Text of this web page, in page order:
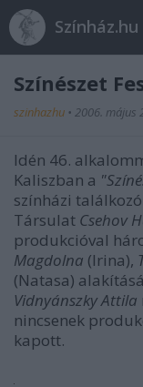
Színház.hu
Színészet
szinhazhu • 2006. május
Idén 46.
Kaliszban a
színházi
Társulat Csehov
produkcióval
Magdolna (Irina),
(Natasa)
Vidnyánszky Attila
nincsenek
kapott.